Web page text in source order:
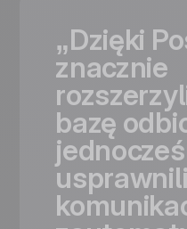
„Dzięki
znacznie
bazę